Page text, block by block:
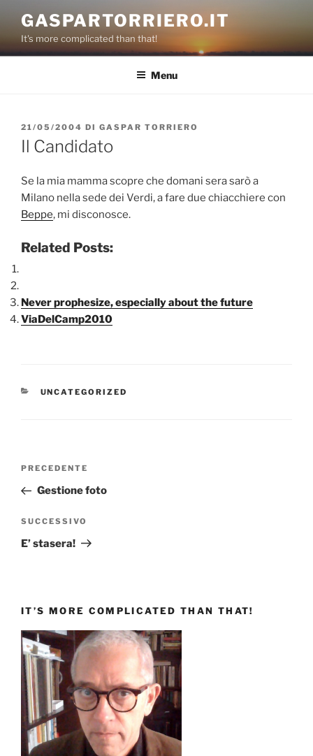
contenuto
GASPARTORRIERO.IT
It's more complicated than that!
Menu
PUBBLICATO
IL
21/05/2004 DI GASPAR TORRIERO
Il Candidato
Se la mia mamma scopre che domani sera sarò a
Milano nella sede dei Verdi, a fare due chiacchiere con
Beppe, mi disconosce.
Related Posts:
Never prophesize, especially about the future
ViaDelCamp2010
CATEGORIE
UNCATEGORIZED
Navigazione
Articolo
precedente:
PRECEDENTE
Gestione foto
Articolo
successivo
SUCCESSIVO
E’ stasera!
IT’S MORE COMPLICATED THAN THAT!